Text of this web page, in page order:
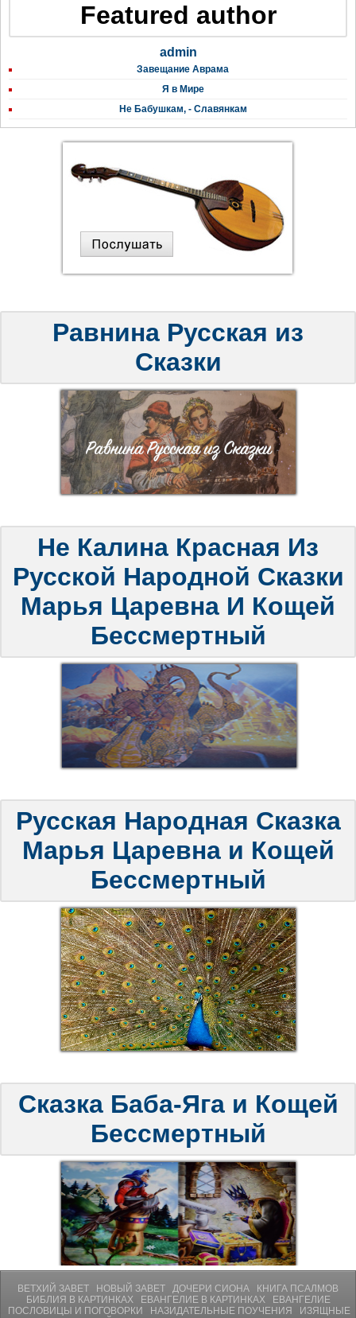
Featured author
admin
Завещание Аврама
Я в Мире
Не Бабушкам, - Славянкам
Равнина Русская из
Сказки
Не Калина Красная Из
Русской Народной Сказки
Марья Царевна И Кощей
Бессмертный
Русская Народная Сказка
Марья Царевна и Кощей
Бессмертный
Сказка Баба-Яга и Кощей
Бессмертный
ВЕТХИЙ ЗАВЕТ НОВЫЙ ЗАВЕТ ДОЧЕРИ СИОНА
КНИГА ПСАЛМОВ
БИБЛИЯ В КАРТИНКАХ
ЕВАНГЕЛИЕ В КАРТИНКАХ
ЕВАНГЕЛИЕ
ПОСЛОВИЦЫ И ПОГОВОРКИ
НАЗИДАТЕЛЬНЫЕ ПОУЧЕНИЯ
ИЗЯЩНЫЕ